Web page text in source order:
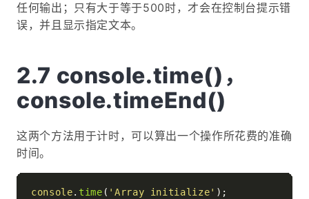
任何输出；只有大于等于500时，才会在控制台提示错
误，并且显示指定文本。
console.time()，
console.timeEnd()
这两个方法用于计时，可以算出一个操作所花费的准确
时间。
console. time ( 'Array initialize' );